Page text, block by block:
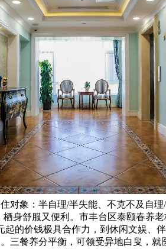
象：半自理/半失能、不克不及自
身舒服又便利。市丰台区泰颐春养
起的价钱极具合作力，到休闲文娱
三餐养分平衡，可领受异地白叟，